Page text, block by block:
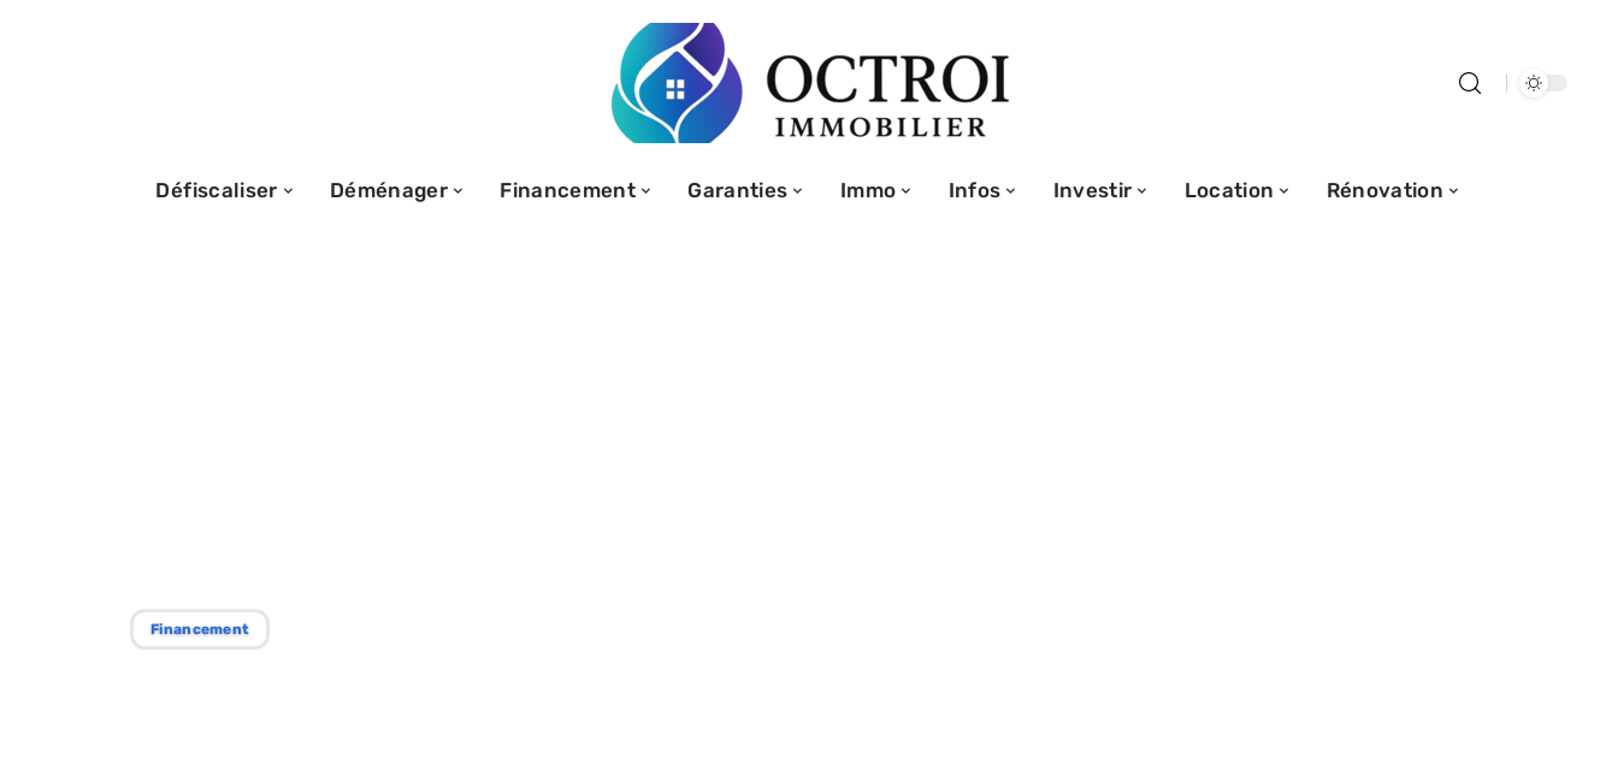
Défiscaliser Déménager Financement Garanties Immo Infos Investir Location Rénovation
Financement